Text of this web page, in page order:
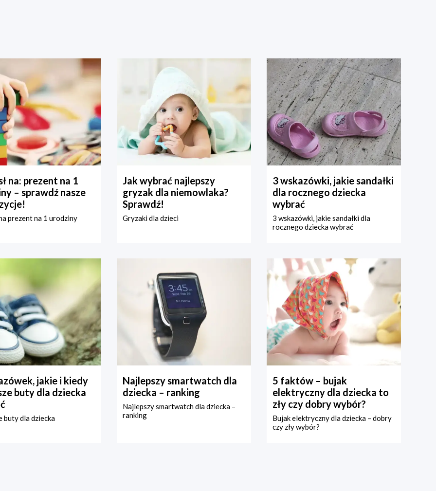
na: prezent na 1
– sprawdź nasze
prezent na 1 urodziny
Jak wybrać najlepszy
gryzak dla niemowlaka?
Sprawdź!
Gryzaki dla dzieci
3 wskazówki, jakie sandałki
dla rocznego dziecka
wybrać
3 wskazówki, jakie sandałki dla
rocznego dziecka wybrać
jakie i kiedy
buty dla dziecka
buty dla dziecka
Najlepszy smartwatch dla
dziecka – ranking
Najlepszy smartwatch dla dziecka –
ranking
5 faktów – bujak
elektryczny dla dziecka to
zły czy dobry wybór?
Bujak elektryczny dla dziecka – dobry
czy zły wybór?